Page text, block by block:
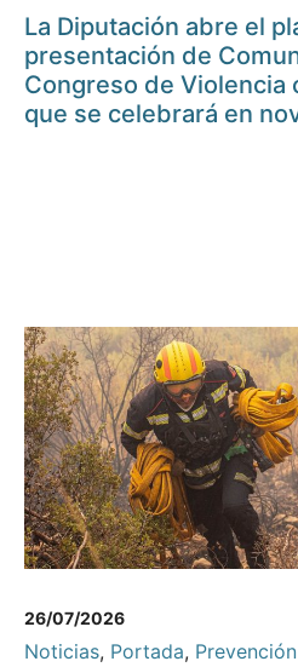
La Diputación abre el
presentación de
Congreso de Violencia
que se celebrará en
26/07/2026
Noticias, Portada,